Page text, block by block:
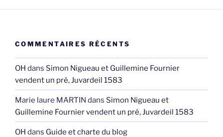
COMMENTAIRES RÉCENTS
OH dans Simon Nigueau et Guillemine Fournier
vendent un pré, Juvardeil 1583
Marie laure MARTIN dans Simon Nigueau et
Guillemine Fournier vendent un pré, Juvardeil 1583
OH dans Guide et charte du blog